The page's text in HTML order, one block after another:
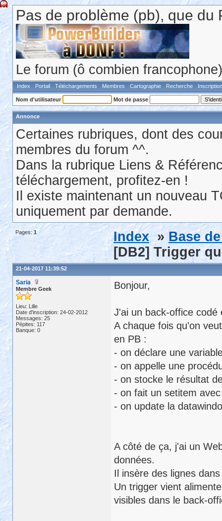
Pas de problème (pb), que du
Le forum (ô combien
Index Portail Téléchargements Membres Cartographie Recherche Inscription
Nom d'utilisateur Mot de passe
Annonce
Certaines rubriques, dont des
membres du forum ^^.
Dans la rubrique Liens &
téléchargement, profitez-en !
Il existe maintenant un nouveau
uniquement par demande.
Pages: 1 Index »Base
[DB2] Trigger
21-04-2017 11:39:52
Saria
Membre Geek
Lieu: Lille
Date d'inscription: 24-02-2012
Messages: 25
Pépites: 117
Banque: 0
Bonjour,
J'ai un back-office codé
A chaque fois qu'on
en PB :
- on déclare une
- on appelle une
- on stocke le résultat
- on fait un setitem
- on update la
A côté de ça, j'ai un
données.
Il insère des lignes
Un trigger vient
visibles dans le back-